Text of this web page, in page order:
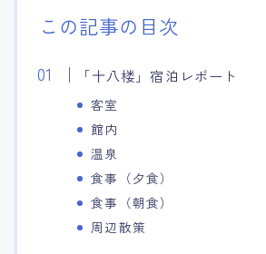
この記事の目次
「十八楼」宿泊レポート
客室
館内
温泉
食事（夕食）
食事（朝食）
周辺散策